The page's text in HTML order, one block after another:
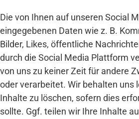
Die von Ihnen auf unseren Social
eingegebenen Daten wie z. B.
Bilder, Likes, öffentliche
durch die Social Media Plattform
von uns zu keiner Zeit für andere
oder verarbeitet. Wir behalten uns
Inhalte zu löschen, sofern dies
sollte. Ggf. teilen wir Ihre Inhalte